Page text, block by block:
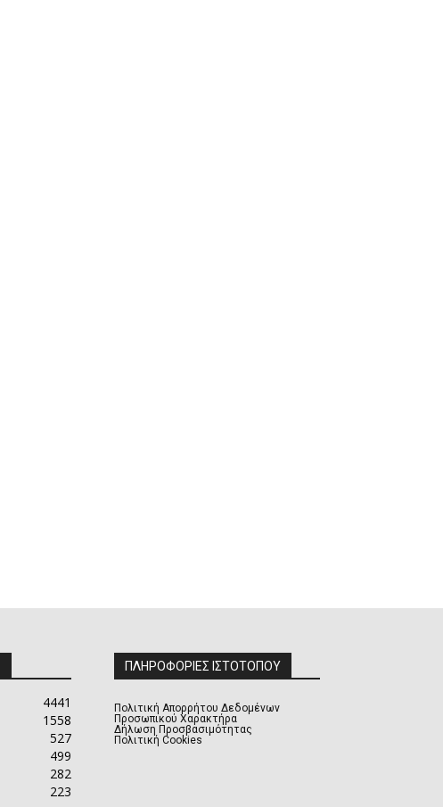
4441
1558
527
499
282
223
ΠΛΗΡΟΦΟΡΙΕΣ ΙΣΤΟΤΟΠΟΥ
Πολιτική Απορρήτου Δεδομένων
Προσωπικού Χαρακτήρα
Δήλωση Προσβασιμότητας
Πολιτική Cookies